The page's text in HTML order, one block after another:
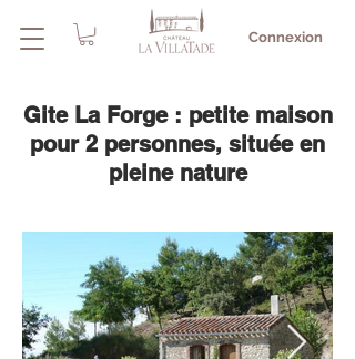
Connexion
Gite La Forge : petite maison
pour 2 personnes, située en
pleine nature